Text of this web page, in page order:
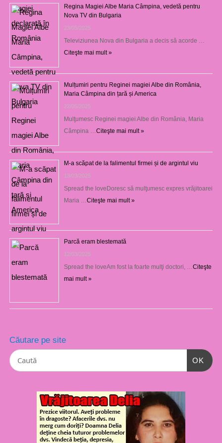
Regina Magiei Albe Maria Câmpina, vedetă pentru
Nova TV din Bulgaria
23/05/2025
Televiziunea Nova din Bulgaria a decis să acorde …
Citeşte mai mult »
Mulțumiri pentru Reginei magiei Albe din România,
Maria Câmpina din țară și America
22/05/2025
Mulţumesc Reginei magiei Albe din România, Maria
Câmpina … Citeşte mai mult »
M-a scăpat de la falimentul firmei și de argintul viu
13/03/2025
Spread the loveDoresc să mulţumesc expres vrăjitoarei
Maria … Citeşte mai mult »
Parcă eram blestemată
12/03/2025
Spread the loveAm fost la foarte mulţi doctori, … Citeşte
mai mult »
Căutare pe site
OK